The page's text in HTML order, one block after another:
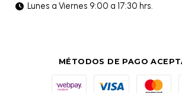
Lunes a Viernes 9:00 a 17:30 hrs.
MÉTODOS DE PAGO